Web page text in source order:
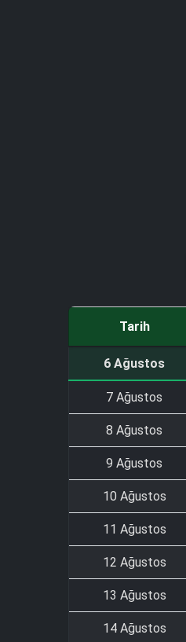
Tarih
6 Ağustos
7 Ağustos
8 Ağustos
9 Ağustos
10 Ağustos
11 Ağustos
12 Ağustos
13 Ağustos
14 Ağustos